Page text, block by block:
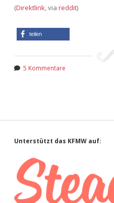
(Direktlink, via reddit)
teilen
5 Kommentare
Sidebar
Unterstützt das KFMW auf: